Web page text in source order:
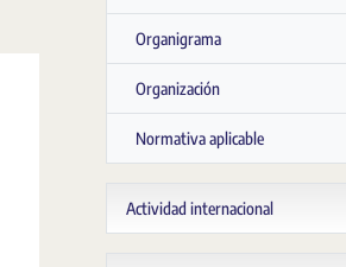
Organigrama
Organización
Normativa aplicable
Actividad internacional